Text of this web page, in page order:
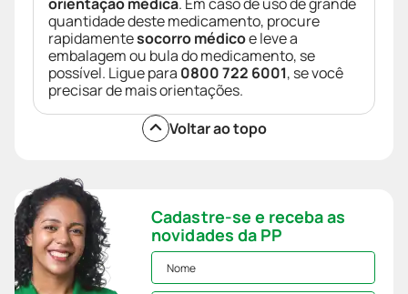
quantidade deste medicamento, procure
rapidamentesocorro médicoe leve a
embalagem ou bula do medicamento, se
possível. Ligue para 0800 722 6001, se você
precisar de mais orientações.
Voltar ao topo
Cadastre-se e receba as
novidades da PP